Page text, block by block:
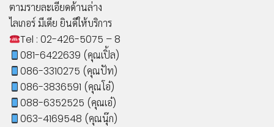
ตามรายละเอียดด้านล่าง
ไลเกอร์ มีเดีย ยินดีให้บริการ
Tel : 02-426-5075 – 8
081-6422639 (คุณเปิ้ล)
086-3310275 (คุณปัท)
086-3836591 (คุณโอ๋)
088-6352525 (คุณเอ๋)
063-4169548 (คุณนุ๊ก)